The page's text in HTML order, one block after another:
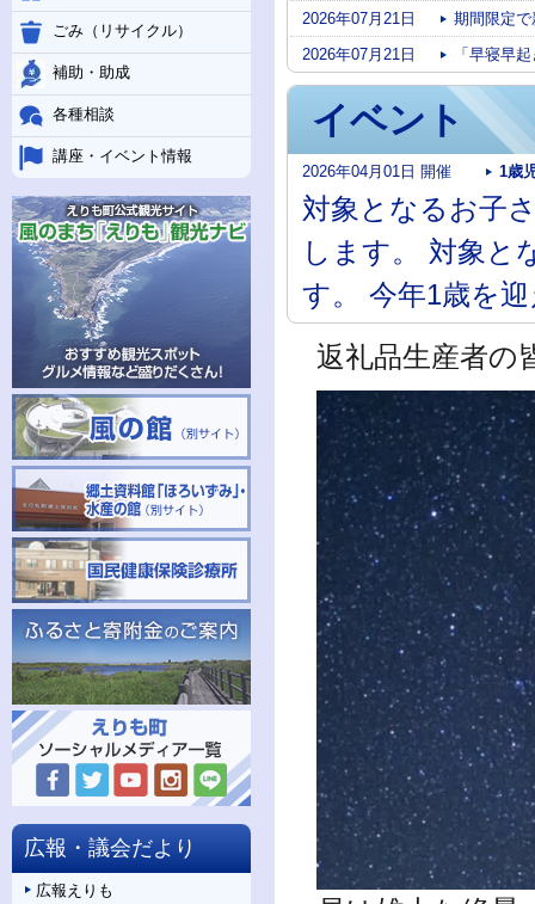
2026年07月21日
期間限定
2026年07月21日
「早寝早
イベント
2026年04月01日 開催 1歳
対象となるお子
します。 対象と
す。 今年1歳を
返礼品生産者の
ごみ（リサイクル）
補助・助成
各種相談
講座・イベント情報
広報・議会だより
広報えりも